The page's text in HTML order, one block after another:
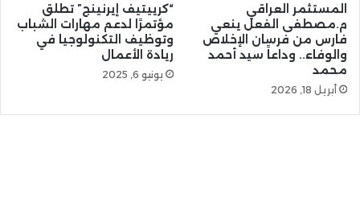
المستثمر العراقي
م.مصطفى الفعل ينعي
فارس من فرسان الإخلاص
والوفاء.. وداعاً سيد أحمد
محمد
أبريل 18, 2026
“كرييتيف إيرنينج” تطلق
مؤتمرًا لدعم مهارات الشباب
وتوظيف التكنولوجيا في
ريادة الأعمال
يونيو 6, 2025